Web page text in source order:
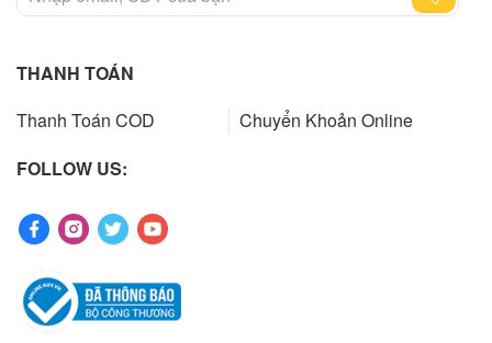
THANH TOÁN
Thanh Toán COD
Chuyển Khoản Online
FOLLOW US: